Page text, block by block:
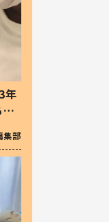
年
集部